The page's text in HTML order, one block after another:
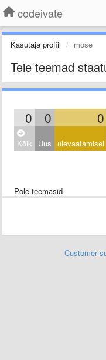
codeivate
Kasutaja profiil mose
Teie teemad
0 0 0
Kõik Uus ülevaatamisel
Pole teemasid
Customer